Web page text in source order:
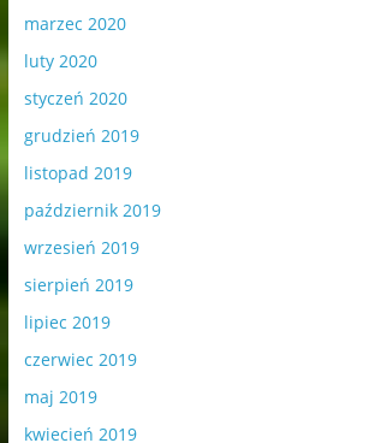
marzec 2020
luty 2020
styczeń 2020
grudzień 2019
listopad 2019
październik 2019
wrzesień 2019
sierpień 2019
lipiec 2019
czerwiec 2019
maj 2019
kwiecień 2019